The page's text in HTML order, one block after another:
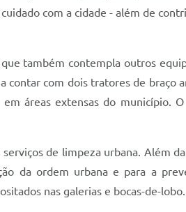
com a cidade - além de
também contempla outros
contar com dois tratores de braço
áreas extensas do município.
de limpeza urbana. Além
da ordem urbana e para a
nas galerias e bocas-de-lobo.